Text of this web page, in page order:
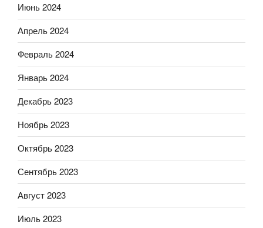
Июнь 2024
Апрель 2024
Февраль 2024
Январь 2024
Декабрь 2023
Ноябрь 2023
Октябрь 2023
Сентябрь 2023
Август 2023
Июль 2023